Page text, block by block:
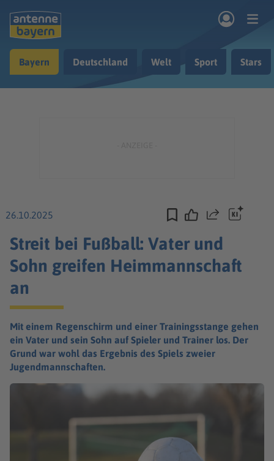
Musik & Radio
Bayern Deutschland Welt Sport Stars
26.10.2025 Teilen
Streit bei Fußball: Vater und
Sohn greifen Heimmannschaft
an
Mit einem Regenschirm und einer Trainingsstange gehen
ein Vater und sein Sohn auf Spieler und Trainer los. Der
Grund war wohl das Ergebnis des Spiels zweier
Jugendmannschaften.